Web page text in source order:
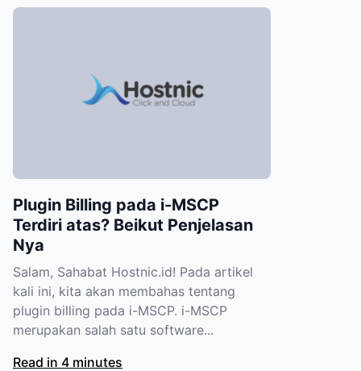
Plugin Billing pada i-MSCP
Terdiri atas? Beikut Penjelasan
Nya
Salam, Sahabat Hostnic.id! Pada artikel
kali ini, kita akan membahas tentang
plugin billing pada i-MSCP. i-MSCP
merupakan salah satu software...
Read in 4 minutes